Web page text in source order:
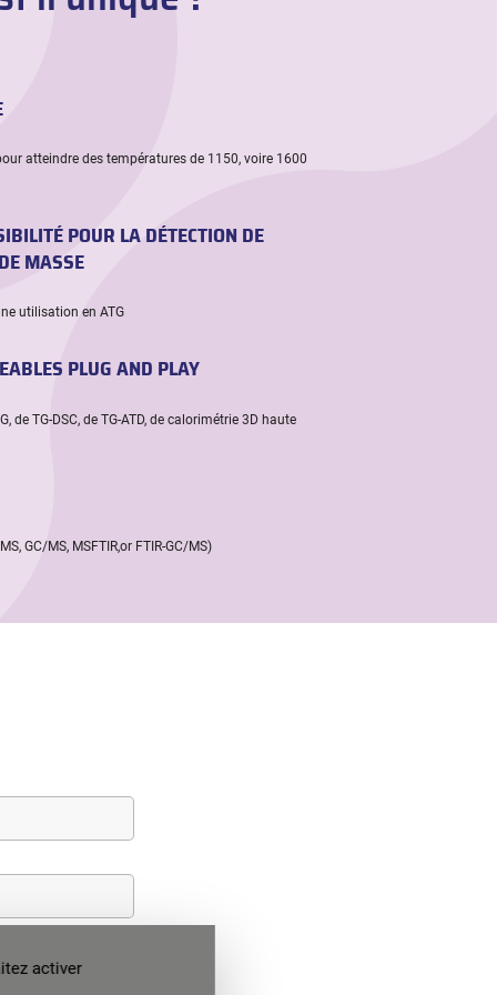
atteindre des températures de 1150, voire 1600
POUR LA DÉTECTION DE
MASSE
utilisation en ATG
PLUG AND PLAY
de TG-DSC, de TG-ATD, de calorimétrie 3D haute
GC/MS, MSFTIR,or FTIR-GC/MS)
activer